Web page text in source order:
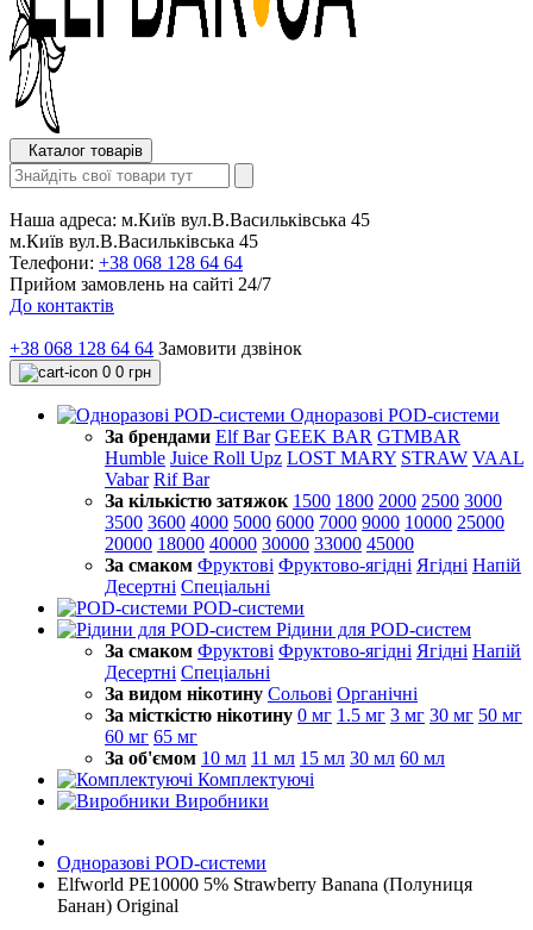
Каталог товарів
Наша адреса: м.Київ вул.В.Васильківська 45
м.Київ вул.В.Васильківська 45
Телефони: +38 068 128 64 64
Прийом замовлень на сайті 24/7
До контактів
+38 068 128 64 64 Замовити дзвінок
0 0 грн
Одноразові POD-системи
За брендами Elf Bar GEEK BAR GTMBAR
Humble Juice Roll Upz LOST MARY STRAW VAAL
Vabar Rif Bar
За кількістю затяжок 1500 1800 2000 2500 3000
3500 3600 4000 5000 6000 7000 9000 10000 25000
20000 18000 40000 30000 33000 45000
За смаком Фруктові Фруктово-ягідні Ягідні Напій
Десертні Спеціальні
POD-системи
Рідини для POD-систем
За смаком Фруктові Фруктово-ягідні Ягідні Напій
Десертні Спеціальні
За видом нікотину Сольові Органічні
За місткістю нікотину 0 мг 1.5 мг 3 мг 30 мг 50 мг
60 мг 65 мг
За об'ємом 10 мл 11 мл 15 мл 30 мл 60 мл
Комплектуючі
Виробники
Одноразові POD-системи
Elfworld PE10000 5% Strawberry Banana (Полуниця
Банан) Original